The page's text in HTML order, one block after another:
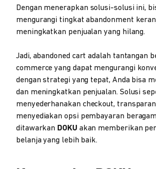
Dengan menerapkan solusi-solusi ini,
mengurangi tingkat abandonment
meningkatkan penjualan yang hilang.
Jadi, abandoned cart adalah tantangan
commerce yang dapat mengurangi
dengan strategi yang tepat, Anda bisa
dan meningkatkan penjualan. Solusi
menyederhanakan checkout,
menyediakan opsi pembayaran
ditawarkan DOKUakan memberikan
belanja yang lebih baik.